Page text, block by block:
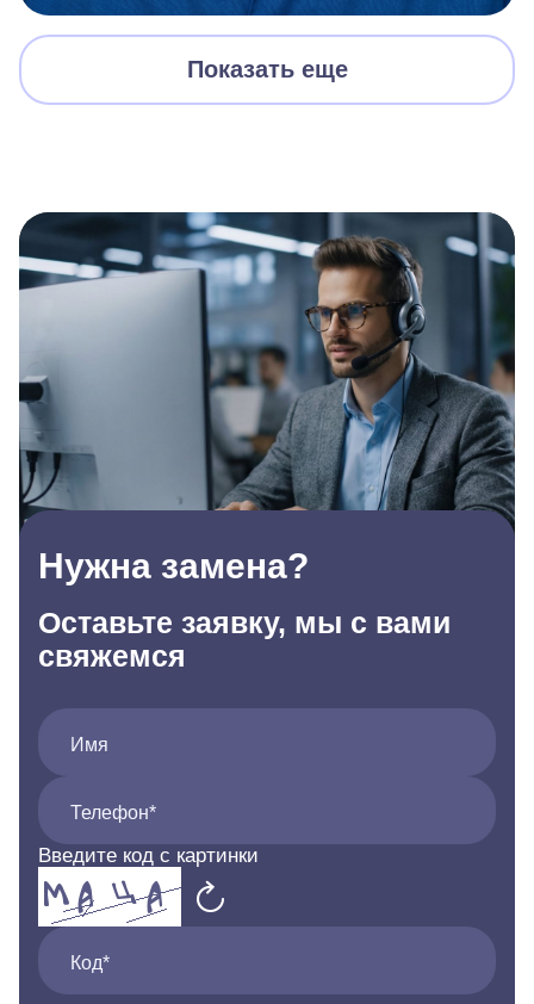
Показать еще
Нужна замена?
Оставьте заявку, мы с вами
свяжемся
Имя
Телефон*
Введите код с картинки
Код*